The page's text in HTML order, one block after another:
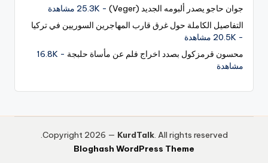
جوان حاجو يصدر ألبومه الجديد (Veger)
- 25.3K مشاهدة
التفاصيل الكاملة حول غرق قارب المهاجرين السوريين في تركيا
- 20.5K مشاهدة
محسون قرمزكول بصدد اخراج فلم عن مأساة حلبجة
- 16.8K
مشاهدة
Copyright 2026 — KurdTalk. All rights reserved.
Bloghash WordPress Theme